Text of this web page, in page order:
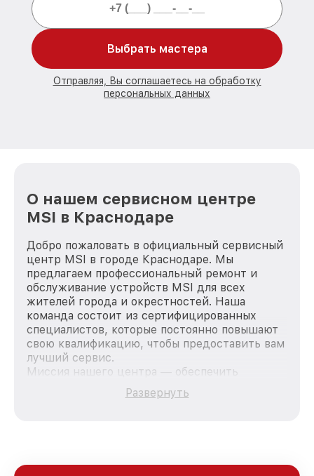
Выбрать мастера
Отправляя, Вы соглашаетесь на обработку
персональных данных
О нашем сервисном центре
MSI в Краснодаре
Добро пожаловать в официальный сервисный
центр MSI в городе Краснодаре. Мы
предлагаем профессиональный ремонт и
обслуживание устройств MSI для всех
жителей города и окрестностей. Наша
команда состоит из сертифицированных
специалистов, которые постоянно повышают
свою квалификацию, чтобы предоставить вам
лучший сервис.
Миссия нашего центра — обеспечить
качественный и доступный ремонт для
каждого пользователя продукции MSI, вне
Развернуть